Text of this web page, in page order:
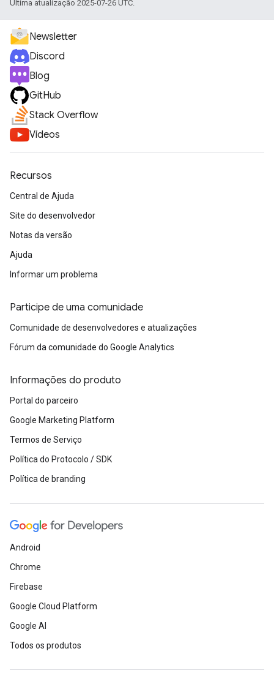
Última atualização 2025-07-26 UTC.
Newsletter
Discord
Blog
GitHub
Stack Overflow
Vídeos
Recursos
Central de Ajuda
Site do desenvolvedor
Notas da versão
Ajuda
Informar um problema
Participe de uma comunidade
Comunidade de desenvolvedores e atualizações
Fórum da comunidade do Google Analytics
Informações do produto
Portal do parceiro
Google Marketing Platform
Termos de Serviço
Política do Protocolo / SDK
Política de branding
Android
Chrome
Firebase
Google Cloud Platform
Google AI
Todos os produtos